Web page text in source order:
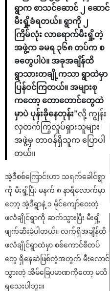
ရွာက စာသင်ဆောင် ၂ ဆောင်
မီးရှို့ခံရတယ်။ ရွာကို ၂
ကြိမ်လုံး လာရောက်မီးရှို့တဲ့
အဖွဲ့က ခမရ ၃၆၈ တပ်က စ
ခတွေပါပဲ။ အခုအချိန်ထိ
ရွာသားတချို့ကသာ ရွာထဲမှာ
ပြန်ဝင်ကြတယ်။ အများစု
ကတော့ တောတောင်တွေထဲ
မှာပဲ ပုန်းခိုနေတုန်း”လို့ ကျွန်း
လှတက်ကြွလှုပ်ရှားသူများ
အဖွဲ့မှ တာဝန်ရှိသူက ပြောပါ
တယ်။
အဲ့ဒီစစ်ကြောင်းဟာ သရက်ခေါင်ရွာ
ကို မီးရှို့ပြီး မနက် ၈ နာရီလောက်မှာ
တော့ အဲ့ဒီရွာနဲ့ ၁ မိုင်ကျော်ဝေးတဲ့
ဖလံချိုင်ရွာကို ဆက်သွားပြီး မီးရှို့
ဖျက်ဆီးခဲ့ပါတယ်။ လက်ရှိအချိန်ထိ
ဖလံချိုင်ရွာထဲမှာ စစ်ကောင်စီတပ်
တွေ ရှိနေဆဲဖြစ်တဲ့အတွက် မီးလောင်
သွားတဲ့ အိမ်ခြေပမာဏကိုတော့ မသိ
ရသေးပါဘူး။